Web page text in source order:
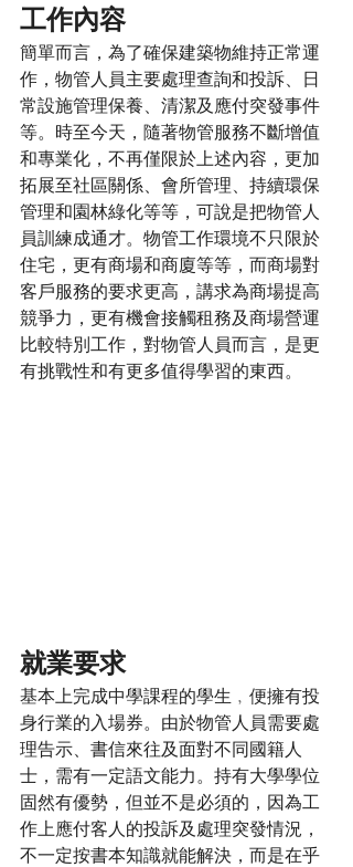
工作內容
簡單而言，為了確保建築物維持正常運
作，物管人員主要處理查詢和投訴、日
常設施管理保養、清潔及應付突發事件
等。時至今天，隨著物管服務不斷增值
和專業化，不再僅限於上述內容，更加
拓展至社區關係、會所管理、持續環保
管理和園林綠化等等，可說是把物管人
員訓練成通才。物管工作環境不只限於
住宅，更有商場和商廈等等，而商場對
客戶服務的要求更高，講求為商場提高
競爭力，更有機會接觸租務及商場營運
比較特別工作，對物管人員而言，是更
有挑戰性和有更多值得學習的東西。
就業要求
基本上完成中學課程的學生﹐便擁有投
身行業的入場券。由於物管人員需要處
理告示、書信來往及面對不同國籍人
士，需有一定語文能力。持有大學學位
固然有優勢，但並不是必須的，因為工
作上應付客人的投訴及處理突發情況，
不一定按書本知識就能解決，而是在乎